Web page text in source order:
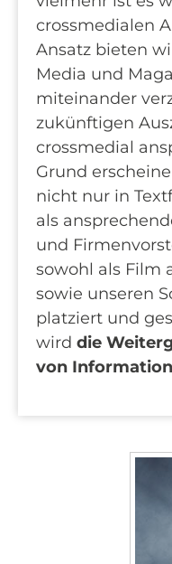
crossmedialen
Ansatz bieten
Media und
miteinander
zukünftigen
crossmedial
Grund
nicht nur in
als
und
sowohl als Film
sowie unseren
platziert und
wird die
von